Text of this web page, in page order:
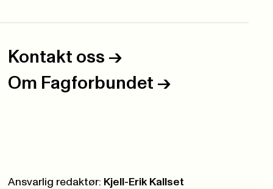
Kontakt oss ->
Om Fagforbundet ->
Ansvarlig redaktør: Kjell-Erik Kallset